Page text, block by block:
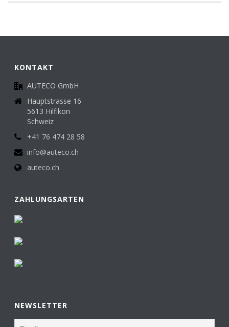
KONTAKT
AUTECO GmbH
Hauptstrasse 16
5613 Hilfikon
Schweiz
+41 76 474 28 58
info@auteco.ch
auteco.ch
ZAHLUNGSARTEN
NEWSLETTER